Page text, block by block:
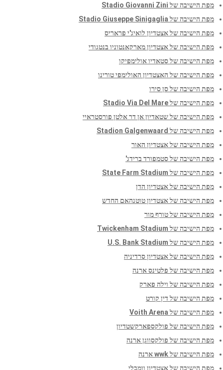
מפת הישיבה של Stadio Giovanni Zini
מפת הישיבה של Stadio Giuseppe Sinigaglia
מפת הישיבה של אצטדיון לואיג'י פראריס
מפת הישיבה של אצטדיון מארקאנטוניו בנטגודי
מפת הישיבה של סטאדיו אולימפיקו
מפת הישיבה של האצטדיון האולימפי טורינו
מפת הישיבה של סן סירו
מפת הישיבה של Stadio Via Del Mare
מפת הישיבה של שטאדיון אן דר אלטן פורסטראיי
מפת הישיבה של Stadion Galgenwaard
מפת הישיבה של אצטדיון האור
מפת הישיבה של סטמפורד ברידג'
מפת הישיבה של State Farm Stadium
מפת הישיבה של אצטדיון הדן
מפת הישיבה של אצטדיון טוטנהאם החדש
מפת הישיבה של טורף מור
מפת הישיבה של Twickenham Stadium
מפת הישיבה של U.S. Bank Stadium
מפת הישיבה של אצטדיון סרדיניה
מפת הישיבה של פלטינס ארנה
מפת הישיבה של וילה פארק
מפת הישיבה של דין קורט
מפת הישיבה של Voith Arena
מפת הישיבה של פולקספארקשטדיון
מפת הישיבה של פולקסווגן ארנה
מפת הישיבה של wwk ארנה
מפת הישיבה של אצטדיון וומבלי